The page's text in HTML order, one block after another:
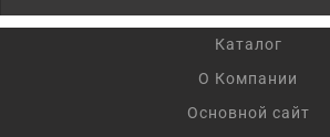
Каталог
О Компании
Основной сайт